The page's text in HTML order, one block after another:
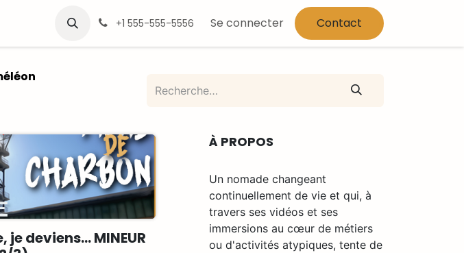
+1 555-555-5556 Se connecter Contact
deviens... MINEUR
À PROPOS
Un nomade changeant
continuellement de vie et qui, à
travers ses vidéos et ses
immersions au cœur de métiers
ou d'activités atypiques, tente de